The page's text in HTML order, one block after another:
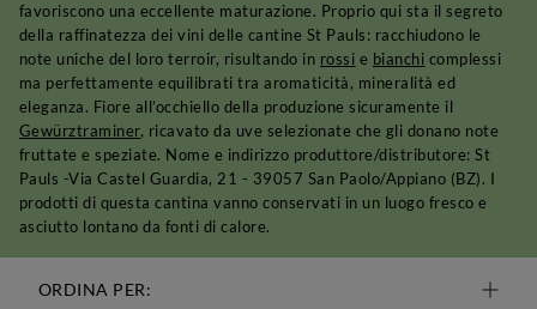
favoriscono una eccellente maturazione. Proprio qui sta il segreto
della raffinatezza dei vini delle cantine St Pauls: racchiudono le
note uniche del loro terroir, risultando in rossi e bianchi complessi
ma perfettamente equilibrati tra aromaticità, mineralità ed
eleganza. Fiore all’occhiello della produzione sicuramente il
Gewürztraminer, ricavato da uve selezionate che gli donano note
fruttate e speziate. Nome e indirizzo produttore/distributore: St
Pauls -Via Castel Guardia, 21 - 39057 San Paolo/Appiano (BZ). I
prodotti di questa cantina vanno conservati in un luogo fresco e
asciutto lontano da fonti di calore.
ORDINA PER: